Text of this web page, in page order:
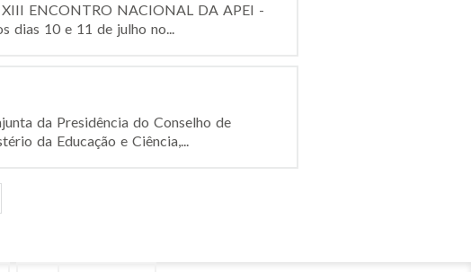
ENCONTRO NACIONAL DA APEI -
dias 10 e 11 de julho no...
da Presidência do Conselho de
da Educação e Ciência,...